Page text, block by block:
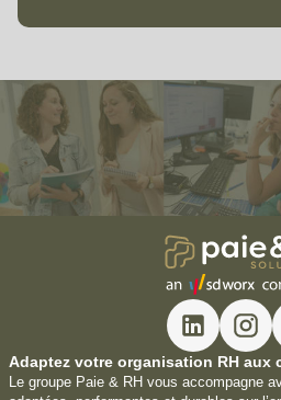
Adaptez votre organisation RH aux
Le groupe Paie & RH vous accompagne